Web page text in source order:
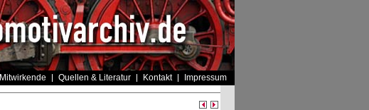
Mitwirkende Quellen & Literatur Kontakt Impressum